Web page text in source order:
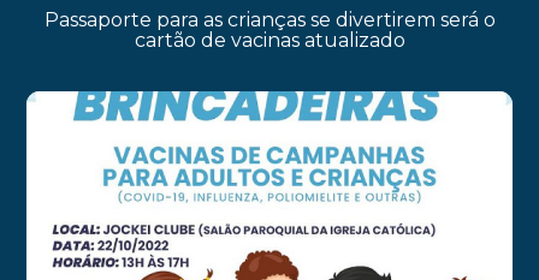
Passaporte para as crianças se divertirem será o
cartão de vacinas atualizado